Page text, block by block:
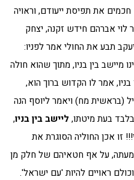
את תפיסת ייעודם, וראויה
לוי אברהם חידש זקנה, יצחק
תבע את החולי אמר לפניו:
מיישב בין בניו, מתוך שהוא חולה
אמר לו הקדוש ברוך הוא,
(בראשית מח) ויאמר ליוסף הנה
בעת מיטתו, ליישב בין בניו,
זו אכן החוליה הסוגרת את
מעתה, על אף חטאיהם של חלק מן
ראויים להיות 'עם ישראל'.